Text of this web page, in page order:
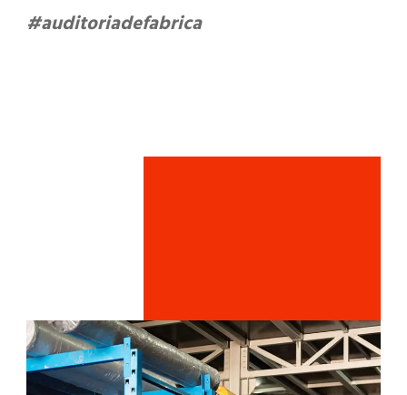
#auditoriadefabrica